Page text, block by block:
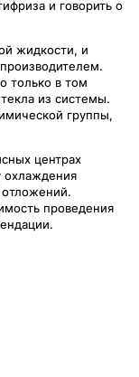
и говорить о
жидкости, и
только в том
из системы.
группы,
центрах
отложений.
проведения